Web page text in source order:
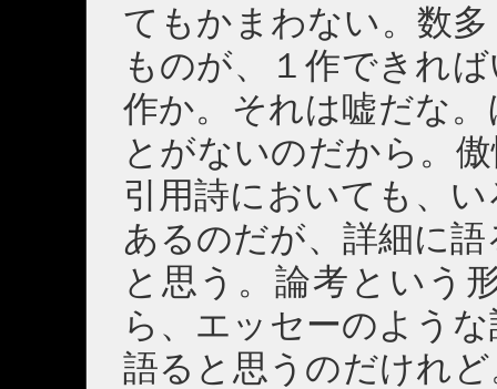
てもかまわない。数
ものが、１作できれ
作か。それは嘘だな
とがないのだから。
引用詩においても、
あるのだが、詳細に
と思う。論考という
ら、エッセーのよう
語ると思うのだけれ